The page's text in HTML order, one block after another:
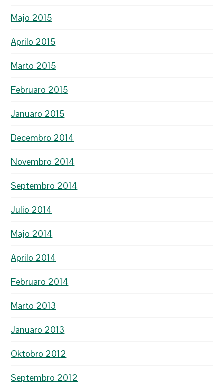
Majo 2015
Aprilo 2015
Marto 2015
Februaro 2015
Januaro 2015
Decembro 2014
Novembro 2014
Septembro 2014
Julio 2014
Majo 2014
Aprilo 2014
Februaro 2014
Marto 2013
Januaro 2013
Oktobro 2012
Septembro 2012